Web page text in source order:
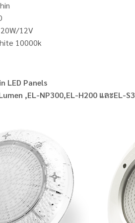
12V
10000k
LED Panels
,EL-NP300,EL-H200 และEL-